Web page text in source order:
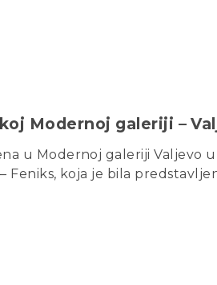
Modernoj galeriji –
u Modernoj galeriji Valjevo
Feniks, koja je bila